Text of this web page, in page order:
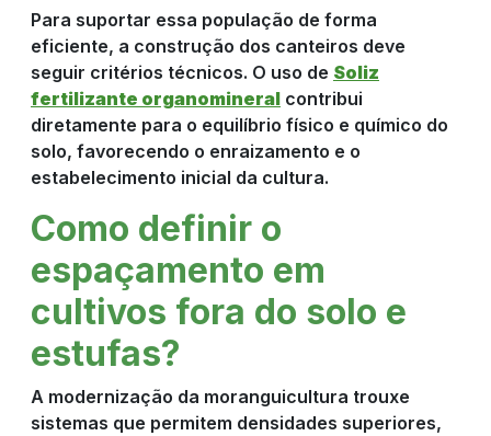
Para suportar essa população de forma
eficiente, a construção dos canteiros deve
seguir critérios técnicos. O uso de Soliz
fertilizante organomineral contribui
diretamente para o equilíbrio físico e químico do
solo, favorecendo o enraizamento e o
estabelecimento inicial da cultura.
Como definir o
espaçamento em
cultivos fora do solo e
estufas?
A modernização da moranguicultura trouxe
sistemas que permitem densidades superiores,